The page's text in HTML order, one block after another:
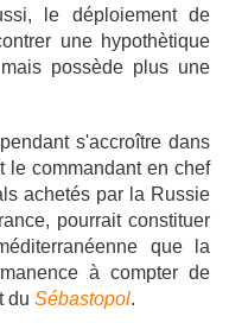
le déploiement de
une hypothètique
possède plus une
s'accroître dans
le commandant en chef
achetés par la Russie
pourrait constituer
que la
à compter de
du Sébastopol.